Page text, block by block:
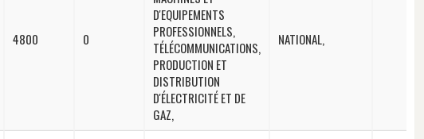
4800 0
D'EQUIPEMENTS
PROFESSIONNELS,
TÉLÉCOMMUNICATIONS,
PRODUCTION ET
DISTRIBUTION
D'ÉLECTRICITÉ ET DE
GAZ,
NATIONAL,